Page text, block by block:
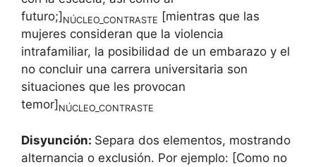
futuro;] NÚCLEO_CONTRASTE [mientras que las
mujeres consideran que la violencia
intrafamiliar, la posibilidad de un embarazo y el
no concluir una carrera universitaria son
situaciones que les provocan
temor] NÚCLEO_CONTRASTE
Disyunción: Separa dos elementos, mostrando
alternancia o exclusión. Por ejemplo: [Como no